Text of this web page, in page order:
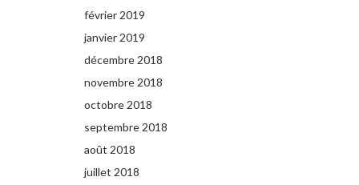
février 2019
janvier 2019
décembre 2018
novembre 2018
octobre 2018
septembre 2018
août 2018
juillet 2018